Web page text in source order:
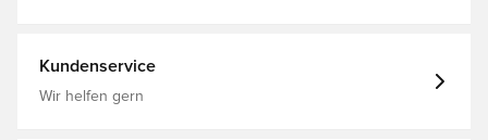
Kundenservice
Wir helfen gern